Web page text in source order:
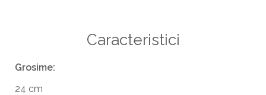
Caracteristici
Grosime:
24 cm